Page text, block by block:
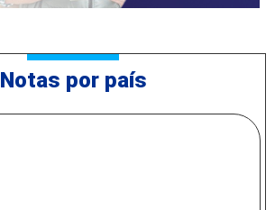
Notas por país